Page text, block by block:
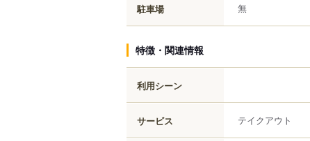
駐車場 無
特徴・関連情報
利用シーン
サービス テイクアウト